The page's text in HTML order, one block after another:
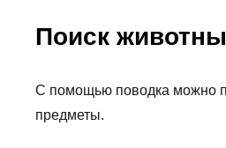
Поиск
С помощью поводка можно
предметы.